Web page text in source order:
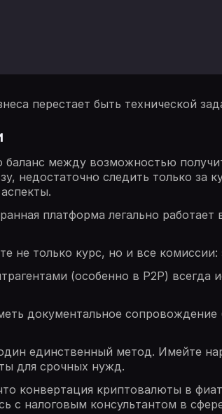
перестает быть технической
между возможностью
недостаточно следить только за
платформа легально
не только курс, но и все
(особенно в P2P) всегда
документальное
единственный метод. Имейте
для срочных нужд.
конвертация криптовалюты в
с налоговым консультантом в